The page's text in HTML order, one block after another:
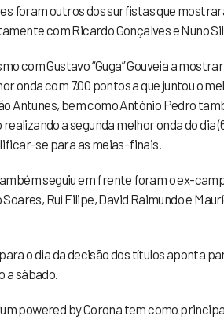
foram outros dos surfistas que
com Ricardo Gonçalves e Nuno
com Gustavo “Guga” Gouveia a
onda com 7.00 pontos a que juntou o
Antunes, bem como António Pedro
a segunda melhor onda do dia
se para as meias-finais.
seguiu em frente foram o ex-
Rui Filipe, David Raimundo e
o dia da decisão dos títulos aponta
a sábado.
powered by Corona tem como